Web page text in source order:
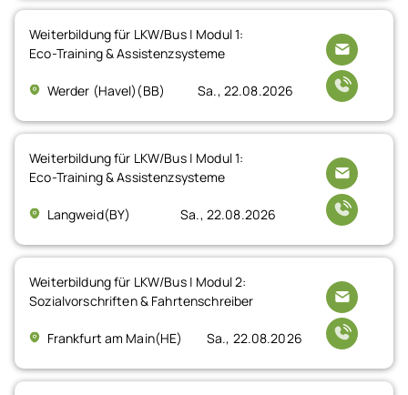
Weiterbildung für LKW/Bus | Modul 1:
Eco-Training & Assistenzsysteme
Werder (Havel)(BB) Sa., 22.08.2026
Weiterbildung für LKW/Bus | Modul 1:
Eco-Training & Assistenzsysteme
Langweid(BY) Sa., 22.08.2026
Weiterbildung für LKW/Bus | Modul 2:
Sozialvorschriften & Fahrtenschreiber
Frankfurt am Main(HE) Sa., 22.08.2026